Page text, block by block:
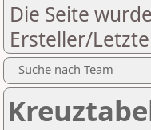
Die Seite
Ersteller/
Suche nach Team